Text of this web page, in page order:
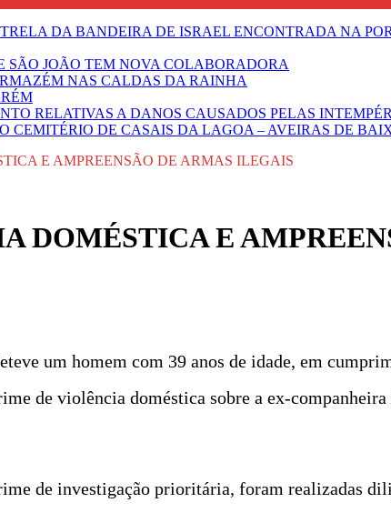
DA BANDEIRA DE ISRAEL ENCONTRADA NA
SÃO JOÃO TEM NOVA COLABORADORA
NAS CALDAS DA RAINHA
RELATIVAS A DANOS CAUSADOS PELAS
CEMITÉRIO DE CASAIS DA LAGOA – AVEIRAS DE
E AMPREENSÃO DE ARMAS ILEGAIS
DOMÉSTICA E
um homem com 39 anos de idade, em
de violência doméstica sobre a ex-companheira
de investigação prioritária, foram realizadas